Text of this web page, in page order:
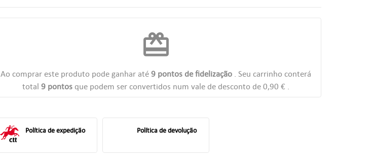
redeem
Ao comprar este produto pode ganhar até9 pontos de fidelização . Seu carrinho conterá
total9 pontos que podem ser convertidos num vale de desconto de0,90 € .
Política de expedição Política de devolução